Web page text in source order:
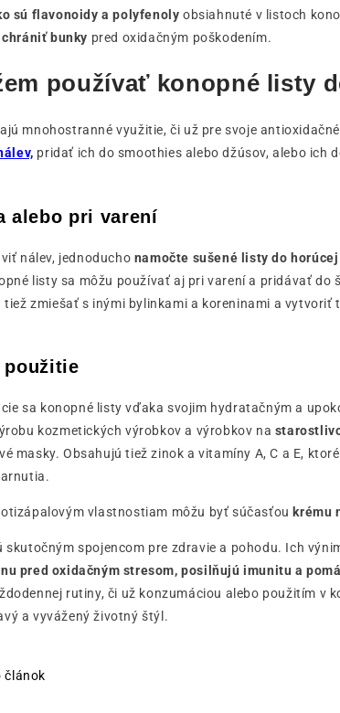
sú flavonoidy a polyfenoly obsiahnuté v listoch
chrániť bunky pred oxidačným poškodením.
používať konopné listy
mnohostranné využitie, či už pre svoje
pridať ich do smoothies alebo džúsov, alebo ich
alebo pri varení
nálev, jednoducho namočte sušené listy do horúcej
listy sa môžu používať aj pri varení a pridávať do
tiež zmiešať s inými bylinkami a koreninami a vytvoriť
použitie
sa konopné listy vďaka svojim hydratačným a
kozmetických výrobkov a výrobkov na
masky. Obsahujú tiež zinok a vitamíny A, C a E,
vlastnostiam môžu byť súčasťou krému
skutočným spojencom pre zdravie a pohodu. Ich
pred oxidačným stresom, posilňujú imunitu a
rutiny, či už konzumáciou alebo použitím v
a vyvážený životný štýl.
článok